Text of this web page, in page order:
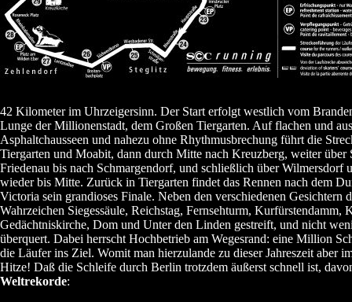
42 Kilometer im Uhrzeigersinn. Der Start erfolgt westlich vom
Lunge der Millionenstadt, dem Großen Tiergarten. Auf flachen und
Asphaltchausseen und nahezu ohne Rhythmusbrechung führt die
Tiergarten und Moabit, dann durch Mitte nach Kreuzberg, weiter über
Friedenau bis nach Schmargendorf, und schließlich über Wilmersdorf
wieder bis Mitte. Zurück in Tiergarten findet das Rennen nach dem
Victoria sein grandioses Finale. Neben den verschiedenen Gesichtern
Wahrzeichen Siegessäule, Reichstag, Fernsehturm, Kurfürstendamm,
Gedächtniskirche, Dom und Unter den Linden gestreift, und nicht
überquert. Dabei herrscht Hochbetrieb am Wegesrand: eine Million
die Läufer ins Ziel. Womit man hierzulande zu dieser Jahreszeit aber
Hitze! Daß die Schleife durch Berlin trotzdem äußerst schnell ist,
Weltrekorde: